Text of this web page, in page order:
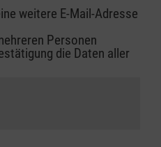
weitere E-Mail-Adresse
Personen
die Daten aller